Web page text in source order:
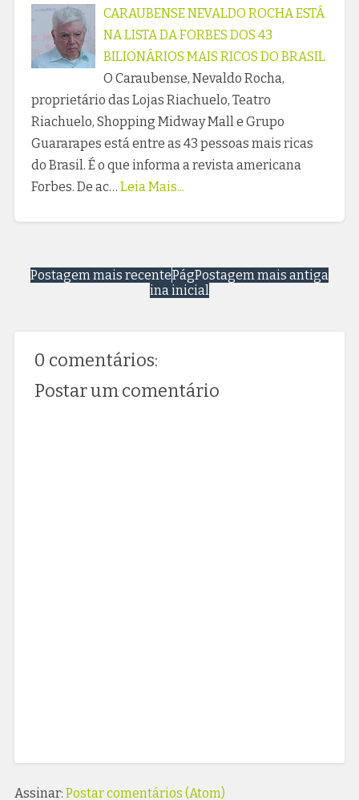
CARAUBENSE NEVALDO ROCHA ESTÁ
NA LISTA DA FORBES DOS 43
BILIONÁRIOS MAIS RICOS DO BRASIL
O Caraubense, Nevaldo Rocha,
proprietário das Lojas Riachuelo, Teatro
Riachuelo, Shopping Midway Mall e Grupo
Guararapes está entre as 43 pessoas mais ricas
do Brasil. É o que informa a revista americana
Forbes. De ac… Leia Mais...
Postagem mais recente Postagem mais antiga
Pág
ina inicial
0 comentários:
Postar um comentário
Assinar: Postar comentários (Atom)